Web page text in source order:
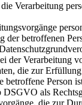
Verarbeitung
der betroffenen
der Verarbeitung
die zur
betroffene Person
als
die zur